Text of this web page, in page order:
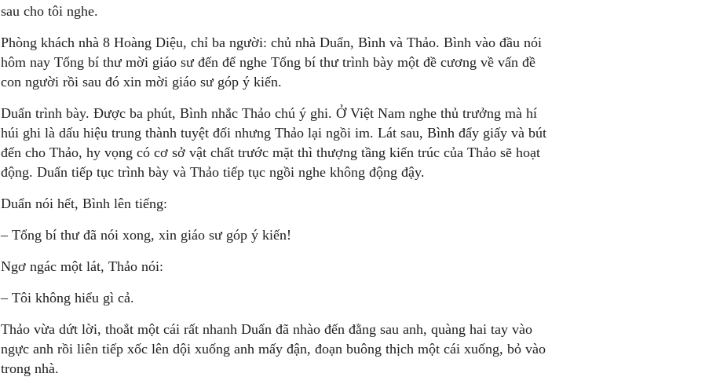
sau cho tôi nghe.
Phòng khách nhà 8 Hoàng Diệu, chỉ ba người: chủ nhà Duẩn, Bình và Thảo. Bình vào đầu nói
hôm nay Tổng bí thư mời giáo sư đến để nghe Tổng bí thư trình bày một đề cương về vấn đề
con người rồi sau đó xin mời giáo sư góp ý kiến.
Duẩn trình bày. Được ba phút, Bình nhắc Thảo chú ý ghi. Ở Việt Nam nghe thủ trưởng mà hí
húi ghi là dấu hiệu trung thành tuyệt đối nhưng Thảo lại ngồi im. Lát sau, Bình đẩy giấy và bút
đến cho Thảo, hy vọng có cơ sở vật chất trước mặt thì thượng tầng kiến trúc của Thảo sẽ hoạt
động. Duẩn tiếp tục trình bày và Thảo tiếp tục ngồi nghe không động đậy.
Duẩn nói hết, Bình lên tiếng:
– Tổng bí thư đã nói xong, xin giáo sư góp ý kiến!
Ngơ ngác một lát, Thảo nói:
– Tôi không hiểu gì cả.
Thảo vừa dứt lời, thoắt một cái rất nhanh Duẩn đã nhào đến đằng sau anh, quàng hai tay vào
ngực anh rồi liên tiếp xốc lên dội xuống anh mấy đận, đoạn buông thịch một cái xuống, bỏ vào
trong nhà.